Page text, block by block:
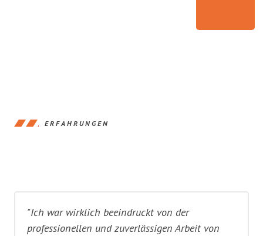
ERFAHRUNGEN
"Ich war wirklich beeindruckt von der
professionellen und zuverlässigen Arbeit von